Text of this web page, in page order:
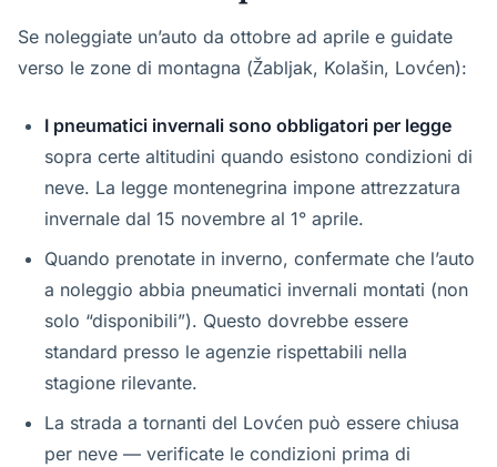
Se noleggiate un’auto da ottobre ad aprile e guidate
verso le zone di montagna (Žabljak, Kolašin, Lovćen):
I pneumatici invernali sono obbligatori per legge
sopra certe altitudini quando esistono condizioni di
neve. La legge montenegrina impone attrezzatura
invernale dal 15 novembre al 1° aprile.
Quando prenotate in inverno, confermate che l’auto
a noleggio abbia pneumatici invernali montati (non
solo “disponibili”). Questo dovrebbe essere
standard presso le agenzie rispettabili nella
stagione rilevante.
La strada a tornanti del Lovćen può essere chiusa
per neve — verificate le condizioni prima di